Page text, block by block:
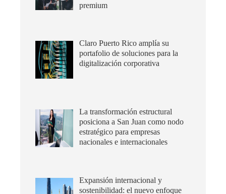
premium
Claro Puerto Rico amplía su
portafolio de soluciones para la
digitalización corporativa
La transformación estructural
posiciona a San Juan como nodo
estratégico para empresas
nacionales e internacionales
Expansión internacional y
sostenibilidad: el nuevo enfoque